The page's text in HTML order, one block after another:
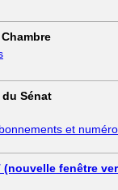
Sénat
et
(nouvelle fenêtre